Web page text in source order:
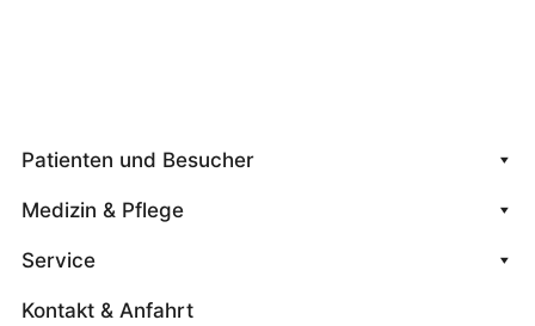
Patienten und Besucher
Medizin & Pflege
Service
Kontakt & Anfahrt